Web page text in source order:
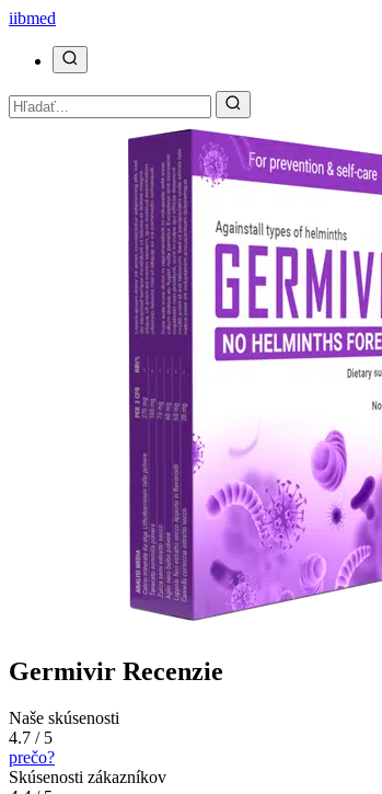
iibmed
Germivir Recenzie
Naše skúsenosti
4.7 / 5
prečo?
Skúsenosti zákazníkov